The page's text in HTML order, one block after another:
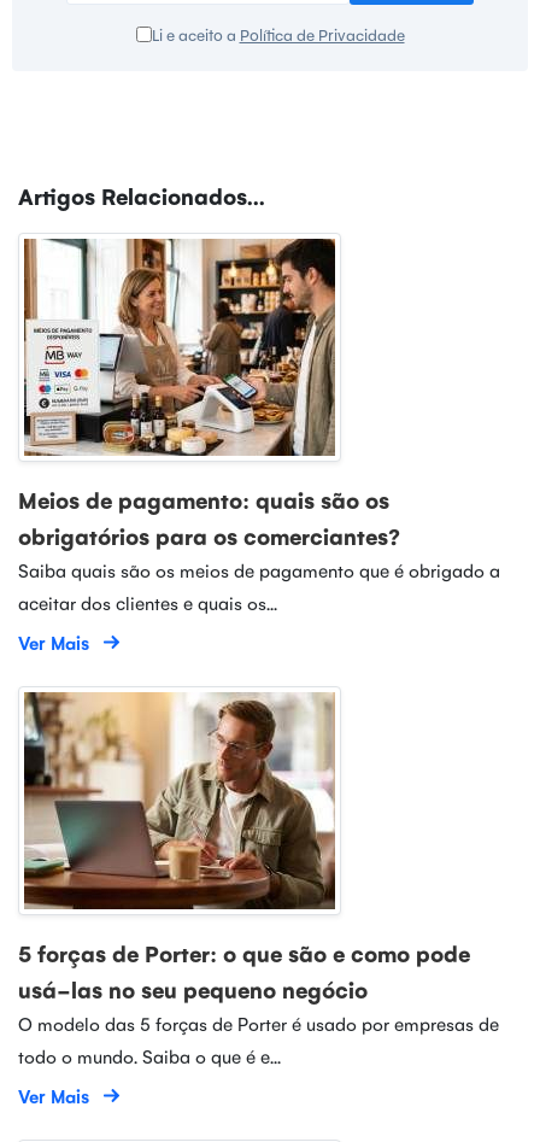
Li e aceito a Política de Privacidade
Artigos Relacionados...
Meios de pagamento: quais são os
obrigatórios para os comerciantes?
Saiba quais são os meios de pagamento que é obrigado a
aceitar dos clientes e quais os...
Ver Mais
5 forças de Porter: o que são e como pode
usá-las no seu pequeno negócio
O modelo das 5 forças de Porter é usado por empresas de
todo o mundo. Saiba o que é e...
Ver Mais